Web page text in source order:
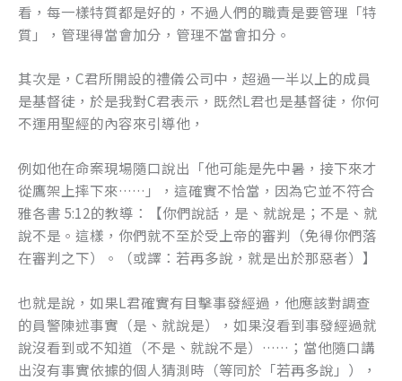
看，每一樣特質都是好的，不過人們的職責是要管理「特
質」，管理得當會加分，管理不當會扣分。
其次是，C君所開設的禮儀公司中，超過一半以上的成員
是基督徒，於是我對C君表示，既然L君也是基督徒，你何
不運用聖經的內容來引導他，
例如他在命案現場隨口說出「他可能是先中暑，接下來才
從鷹架上摔下來……」，這確實不恰當，因為它並不符合
雅各書 5:12的教導：【你們說話，是、就說是；不是、就
說不是。這樣，你們就不至於受上帝的審判（免得你們落
在審判之下）。（或譯：若再多說，就是出於那惡者）】
也就是說，如果L君確實有目擊事發經過，他應該對調查
的員警陳述事實（是、就說是），如果沒看到事發經過就
說沒看到或不知道（不是、就說不是）……；當他隨口講
出沒有事實依據的個人猜測時（等同於「若再多說」），